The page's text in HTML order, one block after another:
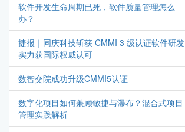
软件开发生命周期已死，软件质量管理怎么
办？
捷报｜同庆科技斩获 CMMI 3 级认证软件研发
实力获国际权威认可
数智交院成功升级CMMI5认证
数字化项目如何兼顾敏捷与瀑布？混合式项目
管理实践解析